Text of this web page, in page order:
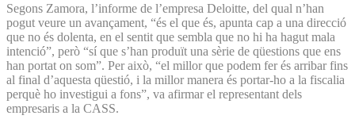
Segons Zamora, l’informe de l’empresa Deloitte, del qual n’han
pogut veure un avançament, “és el que és, apunta cap a una direcció
que no és dolenta, en el sentit que sembla que no hi ha hagut mala
intenció”, però “sí que s’han produït una sèrie de qüestions que ens
han portat on som”. Per això, “el millor que podem fer és arribar fins
al final d’aquesta qüestió, i la millor manera és portar-ho a la fiscalia
perquè ho investigui a fons”, va afirmar el representant dels
empresaris a la CASS.